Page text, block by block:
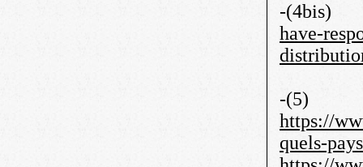
-
have-
-(5)
https://
quels-